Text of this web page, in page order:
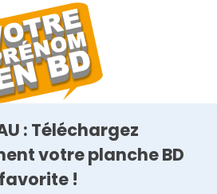
: Téléchargez
votre planche BD
favorite !